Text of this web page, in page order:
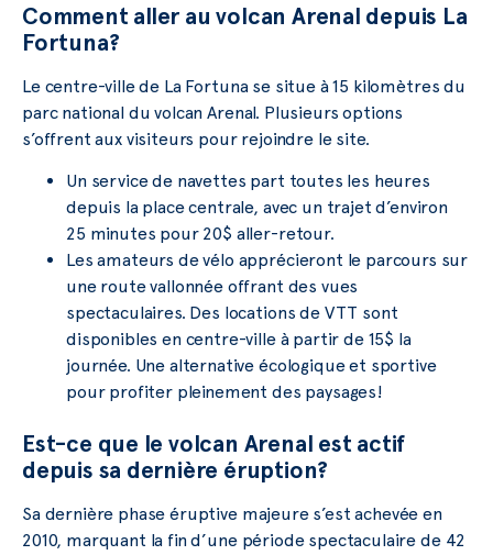
Comment aller au volcan Arenal depuis La
Fortuna?
Le centre-ville de La Fortuna se situe à 15 kilomètres du
parc national du volcan Arenal. Plusieurs options
s’offrent aux visiteurs pour rejoindre le site.
Un service de navettes part toutes les heures
depuis la place centrale, avec un trajet d’environ
25 minutes pour 20$ aller-retour.
Les amateurs de vélo apprécieront le parcours sur
une route vallonnée offrant des vues
spectaculaires. Des locations de VTT sont
disponibles en centre-ville à partir de 15$ la
journée. Une alternative écologique et sportive
pour profiter pleinement des paysages!
Est-ce que le volcan Arenal est actif
depuis sa dernière éruption?
Sa dernière phase éruptive majeure s’est achevée en
2010, marquant la fin d’une période spectaculaire de 42